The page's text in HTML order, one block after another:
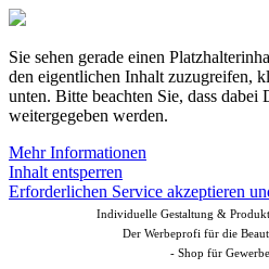
Sie sehen gerade einen
den eigentlichen Inhalt zuzugreifen,
unten. Bitte beachten Sie, dass dabei
weitergegeben werden.
Mehr Informationen
Inhalt entsperren
Erforderlichen Service akzeptieren
Individuelle Gestaltung &
Der Werbeprofi für die
- Shop für